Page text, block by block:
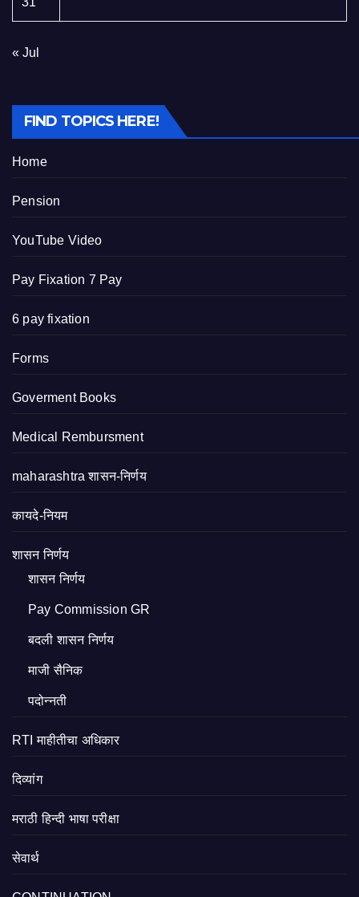
« Jul
FIND TOPICS HERE!
Home
Pension
YouTube Video
Pay Fixation 7 Pay
6 pay fixation
Forms
Goverment Books
Medical Rembursment
maharashtra शासन-निर्णय
कायदे-नियम
शासन निर्णय
शासन निर्णय
Pay Commission GR
बदली शासन निर्णय
माजी सैनिक
पदोन्नती
RTI माहीतीचा अधिकार
दिव्यांग
मराठी हिन्दी भाषा परीक्षा
सेवार्थ